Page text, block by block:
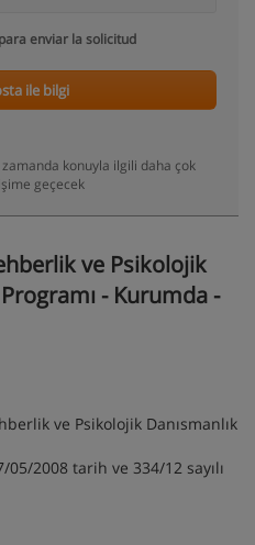
para enviar la solicitud
ile bilgi
zamanda konuyla ilgili daha çok
geçecek
ve Psikolojik
- Kurumda -
ve Psikolojik Danısmanlık
2008 tarih ve 334/12 sayılı